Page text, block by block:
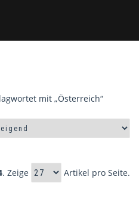
mit „Österreich“
. Zeige Artikel pro Seite.